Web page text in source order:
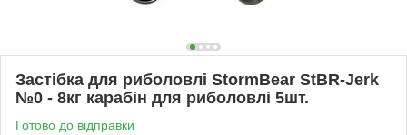
Застібка для риболовлі StormBear StBR-Jerk
№0 - 8кг карабін для риболовлі 5шт.
Готово до відправки